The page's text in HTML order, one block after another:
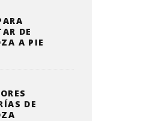
DE
A PIE
DE